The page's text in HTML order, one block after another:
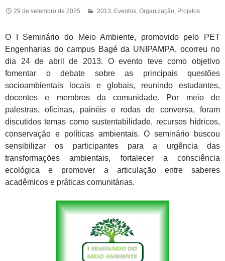
29 de setembro de 2025 2013 Eventos Organização Projetos
O I Seminário do Meio Ambiente, promovido pelo PET
Engenharias do campus Bagé da UNIPAMPA, ocorreu no
dia 24 de abril de 2013. O evento teve como objetivo
fomentar o debate sobre as principais questões
socioambientais locais e globais, reunindo estudantes,
docentes e membros da comunidade. Por meio de
palestras, oficinas, painéis e rodas de conversa, foram
discutidos temas como sustentabilidade, recursos hídricos,
conservação e políticas ambientais. O seminário buscou
sensibilizar os participantes para a urgência das
transformações ambientais, fortalecer a consciência
ecológica e promover a articulação entre saberes
acadêmicos e práticas comunitárias.